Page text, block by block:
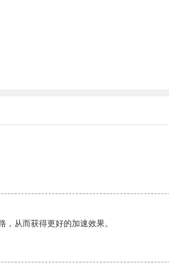
从而获得更好的加速效果。